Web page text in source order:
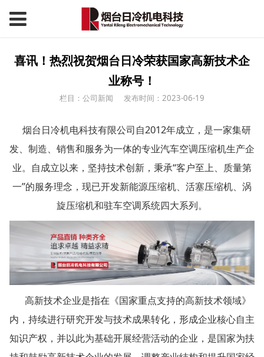
​喜讯！热烈祝贺烟台日冷荣获国家高新技术企
业称号！
栏目：公司新闻 发布时间：2023-06-19
烟台日冷机电科技有限公司自2012年成立，是一家集研
发、制造、销售和服务为一体的专业汽车空调压缩机生产企
业。自成立以来，坚持技术创新，秉承“客户至上、质量第
一”的服务理念，现已开发新能源压缩机、活塞压缩机、涡
旋压缩机和驻车空调系统四大系列。
高新技术企业是指在《国家重点支持的高新技术领域》
内，持续进行研究开发与技术成果转化，形成企业核心自主
知识产权，并以此为基础开展经营活动的企业，是国家为扶